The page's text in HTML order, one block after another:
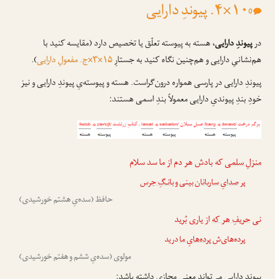
۱۰×۴. پیوندِ دارایى 0
درپیوندِ دارایی، هسته به پیوسته تعلّق یا تخصیص دارد (مقایسه کنید با
هم‌نشانیِ دارایی و هم‌چنین نگاه کنید به جستارِ۱۵×۳×ج. مفعولِ دارایی
).
پیوندِ دارایی در پارسی همواره درون‌گرا‌ست. هسته و پیوسته‌یِ پیوندِ دارایی و نیز
خودِ بندِ پیوندیِ دارایی معمولاً بندِ اسمی هستند:
منزلِ سلمیکه بادش هر دم از ما سد سلام
پرصدایِ ساربانانبینی وبانـگِ جرس
حافظ (سده‌یِ هشتم خورشیدی)
نیحریفِ هر کهاز یاری بُرید
پرده‌های‌شپرده‌هایِ مادرید
مولوی (سده‌یِ ششم و هفتم خورشیدی)